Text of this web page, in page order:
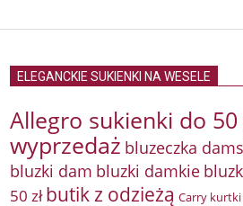
ELEGANCKIE SUKIENKI NA WESELE
Allegro sukienki do 50
wyprzedaż bluzeczka
bluzki dam bluzki damkie
50 zł butik z odzieżą Carry